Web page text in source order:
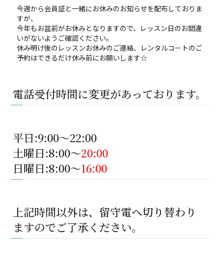
今週から会員証と一緒にお休みのお知らせを配布しておりま
すが、
今年もお盆前がお休みとなりますので、レッスン日のお間違
いがないようご確認ください。
休み明け後のレッスンお休みのご連絡、レンタルコートのご
予約はできるだけ休み前にお願いします☆
電話受付時間に変更があっております。
平日:9:00～22:00
土曜日:8:00～20:00
日曜日:8:00～16:00
上記時間以外は、留守電へ切り替わり
ますのでご了承ください。